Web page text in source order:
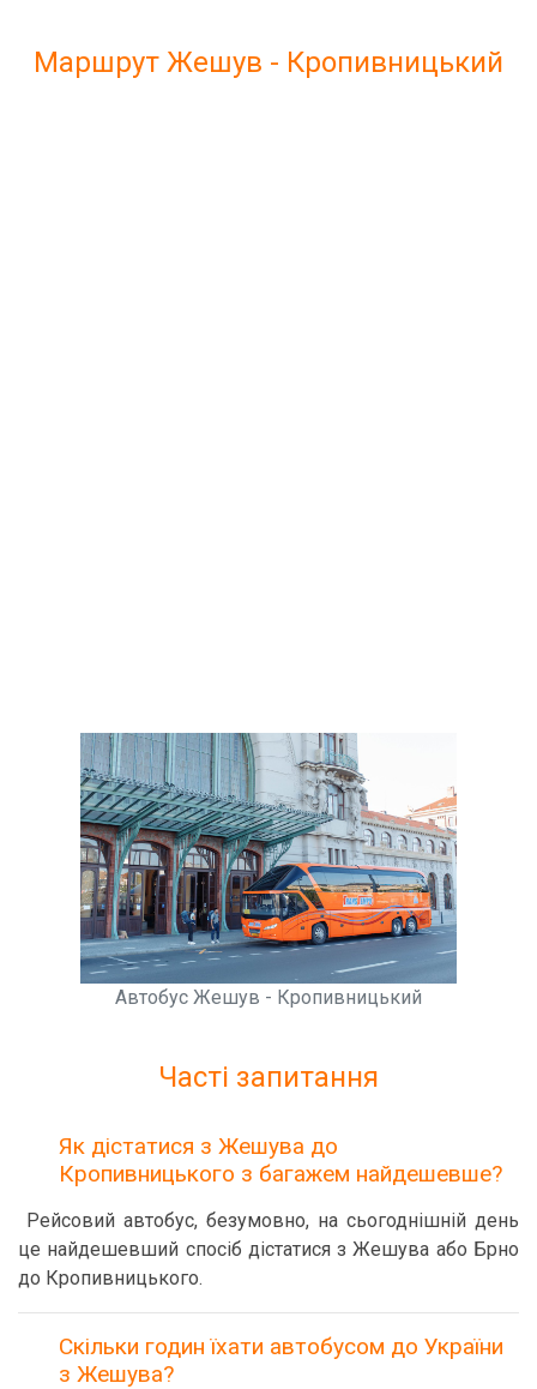
Маршрут Жешув - Кропивницький
Автобус Жешув - Кропивницький
Часті запитання
Як дістатися з Жешува до
Кропивницького з багажем найдешевше?
Рейсовий автобус, безумовно, на сьогоднішній день
це найдешевший спосіб дістатися з Жешува або Брно
до Кропивницького.
Скільки годин їхати автобусом до України
з Жешува?